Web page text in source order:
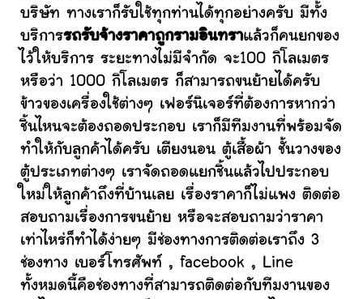
บริษัท ทางเราก็รับใช้ทุกท่านได้ทุกอย่างครับ มีทั้ง
บริการรถรับจ้างราคาถูกรามอินทราแล้วก็คนยกของ
ไว้ให้บริการ ระยะทางไม่มีจำกัด จะ100 กิโลเมตร
หรือว่า 1000 กิโลเมตร ก็สามารถขนย้ายได้ครับ
ข้าวของเครื่องใช้ต่างๆ เฟอร์นิเจอร์ที่ต้องการหากว่า
ชิ้นไหนจะต้องถอดประกอบ เราก็มีทีมงานที่พร้อมจัด
ทำให้กับลูกค้าได้ครับ เตียงนอน ตู้เสื้อผ้า ชั้นวางของ
ตู้ประเภทต่างๆ เราจัดถอดแยกชิ้นแล้วไปประกอบ
ใหม่ให้ลูกค้าถึงที่บ้านเลย เรื่องราคาก็ไม่แพง ติดต่อ
สอบถามเรื่องการขนย้าย หรือจะสอบถามว่าราคา
เท่าไหร่ก็ทำได้ง่ายๆ มีช่องทางการติดต่อเราถึง 3
ช่องทาง เบอร์โทรศัพท์ , facebook , Line
ทั้งหมดนี้คือช่องทางที่สามารถติดต่อกับทีมงานของ